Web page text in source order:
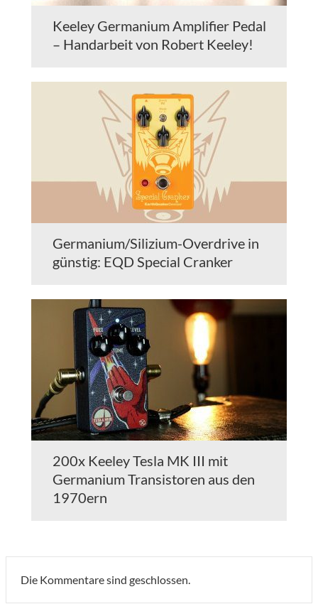
Keeley Germanium Amplifier Pedal
– Handarbeit von Robert Keeley!
Germanium/Silizium-Overdrive in
günstig: EQD Special Cranker
200x Keeley Tesla MK III mit
Germanium Transistoren aus den
1970ern
Die Kommentare sind geschlossen.